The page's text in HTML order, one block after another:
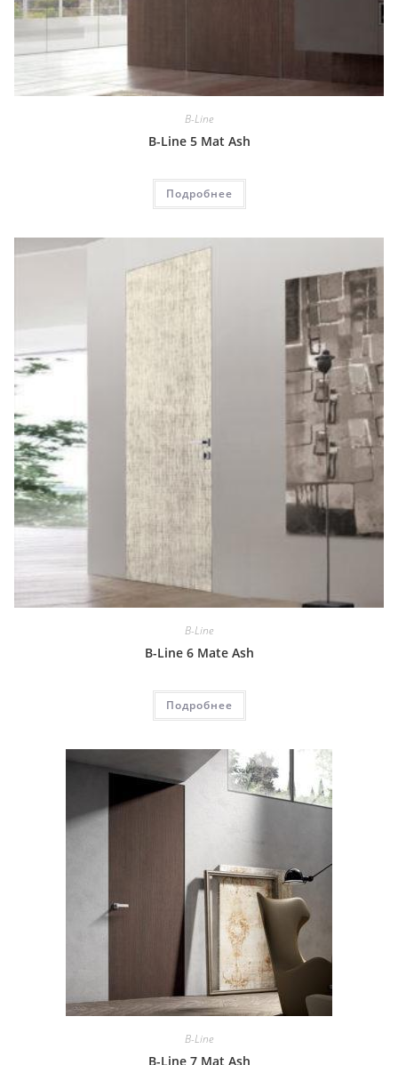
B-Line
B-Line 5 Mat Ash
Подробнее
B-Line
B-Line 6 Mate Ash
Подробнее
B-Line
B-Line 7 Mat Ash